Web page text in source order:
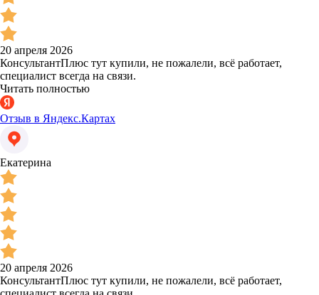
20 апреля 2026
КонсультантПлюс тут купили, не пожалели, всё работает,
специалист всегда на связи.
Читать полностью
Отзыв в Яндекс.Картах
Екатерина
20 апреля 2026
КонсультантПлюс тут купили, не пожалели, всё работает,